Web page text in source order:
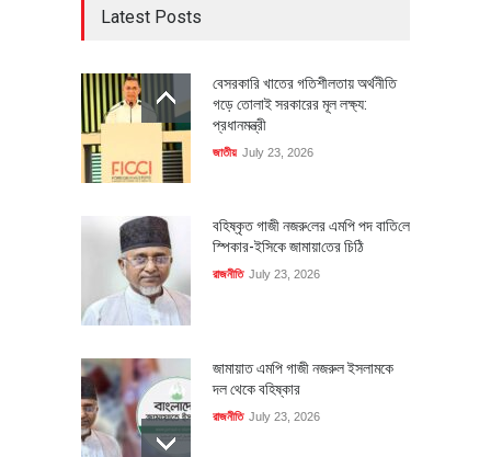
Latest Posts
বেসরকারি খাতের গতিশীলতায় অর্থনীতি
গড়ে তোলাই সরকারের মূল লক্ষ্য:
প্রধানমন্ত্রী
জাতীয় July 23, 2026
বহিষ্কৃত গাজী নজরু‌লের এম‌পি পদ বা‌তি‌লে
স্পিকার-ইসিকে জামায়া‌তের চি‌ঠি
রাজনীতি July 23, 2026
জামায়াত এমপি গাজী নজরুল ইসলামকে
দল থেকে বহিষ্কার
রাজনীতি July 23, 2026